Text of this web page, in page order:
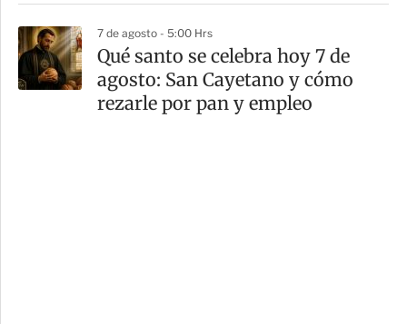
7 de agosto - 5:00 Hrs
Qué santo se celebra hoy 7 de
agosto: San Cayetano y cómo
rezarle por pan y empleo